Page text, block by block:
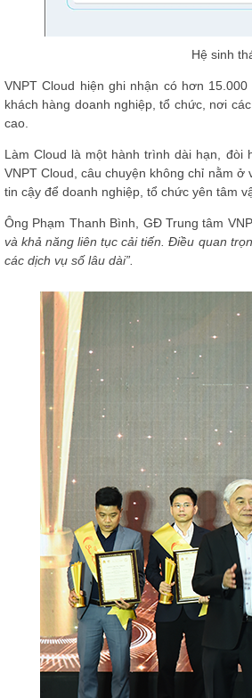
Hệ sinh
VNPT Cloud hiện ghi nhận có hơn
khách hàng doanh nghiệp, tổ chức, nơi
cao.
Làm Cloud là một hành trình dài hạn,
VNPT Cloud, câu chuyện không chỉ nằm
tin cậy để doanh nghiệp, tổ chức yên tâm
Ông Phạm Thanh Bình, GĐ Trung tâm
và khả năng liên tục cải tiến. Điều quan
các dịch vụ số lâu dài”.